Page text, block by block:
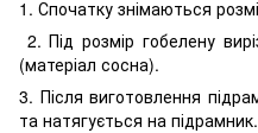
1. Спочатку знімаються
2. Під розмір гобелену
(матеріал сосна).
3. Після виготовлення
та натягується на підрамник.